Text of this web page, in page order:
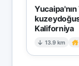
Kaliforniya
13.9 km